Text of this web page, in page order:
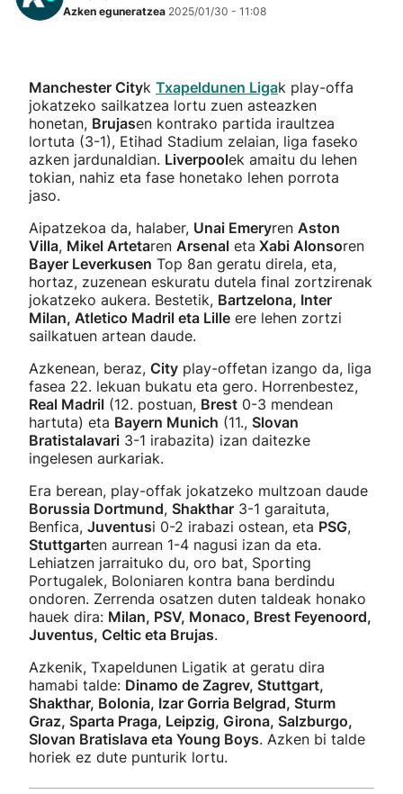
Azken eguneratzea 2025/01/30 - 11:08
Manchester Cityk Txapeldunen Ligak play-offa
jokatzeko sailkatzea lortu zuen asteazken
honetan, Brujasen kontrako partida iraultzea
lortuta (3-1), Etihad Stadium zelaian, liga faseko
azken jardunaldian. Liverpoolek amaitu du lehen
tokian, nahiz eta fase honetako lehen porrota
jaso.
Aipatzekoa da, halaber, Unai Emeryren Aston
Villa, Mikel Artetaren Arsenal eta Xabi Alonsoren
Bayer Leverkusen Top 8an geratu direla, eta,
hortaz, zuzenean eskuratu dutela final zortzirenak
jokatzeko aukera. Bestetik, Bartzelona, Inter
Milan, Atletico Madril eta Lille ere lehen zortzi
sailkatuen artean daude.
Azkenean, beraz, City play-offetan izango da, liga
fasea 22. lekuan bukatu eta gero. Horrenbestez,
Real Madril (12. postuan, Brest 0-3 mendean
hartuta) eta Bayern Munich (11., Slovan
Bratistalavari 3-1 irabazita) izan daitezke
ingelesen aurkariak.
Era berean, play-offak jokatzeko multzoan daude
Borussia Dortmund, Shakthar 3-1 garaituta,
Benfica, Juventusi 0-2 irabazi ostean, eta PSG,
Stuttgarten aurrean 1-4 nagusi izan da eta.
Lehiatzen jarraituko du, oro bat, Sporting
Portugalek, Boloniaren kontra bana berdindu
ondoren. Zerrenda osatzen duten taldeak honako
hauek dira: Milan, PSV, Monaco, Brest Feyenoord,
Juventus, Celtic eta Brujas.
Azkenik, Txapeldunen Ligatik at geratu dira
hamabi talde: Dinamo de Zagrev, Stuttgart,
Shakthar, Bolonia, Izar Gorria Belgrad, Sturm
Graz, Sparta Praga, Leipzig, Girona, Salzburgo,
Slovan Bratislava eta Young Boys. Azken bi talde
horiek ez dute punturik lortu.